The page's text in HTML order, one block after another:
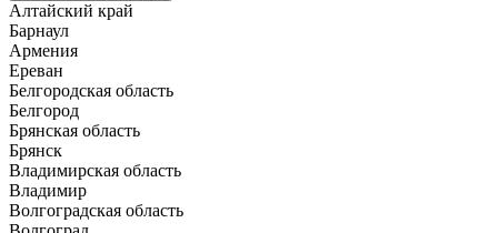
Алтайский край
Барнаул
Армения
Ереван
Белгородская область
Белгород
Брянская область
Брянск
Владимирская область
Владимир
Волгоградская область